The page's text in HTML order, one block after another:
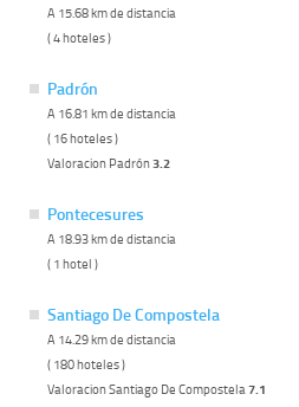
A 15.68 km de distancia
( 4 hoteles )
Padrón
A 16.81 km de distancia
( 16 hoteles )
Valoracion Padrón3.2
Pontecesures
A 18.93 km de distancia
( 1 hotel )
Santiago De Compostela
A 14.29 km de distancia
( 180 hoteles )
Valoracion Santiago De Compostela 7.1